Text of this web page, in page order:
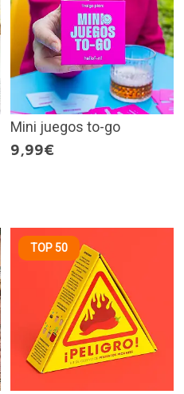
Mini juegos to-go
9,99€
TOP 50